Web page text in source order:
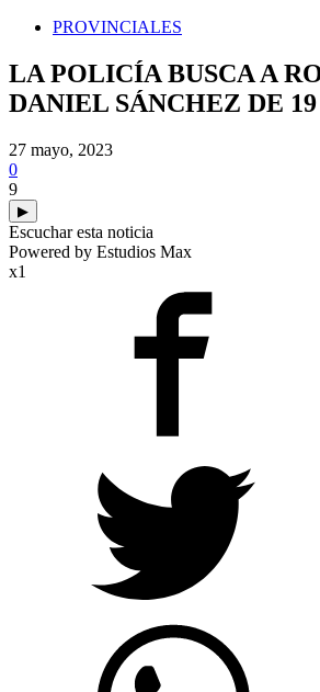
PROVINCIALES
LA POLICÍA BUSCA A
DANIEL SÁNCHEZ DE
27 mayo, 2023
0
9
▶
Escuchar esta noticia
Powered by Estudios Max
x1